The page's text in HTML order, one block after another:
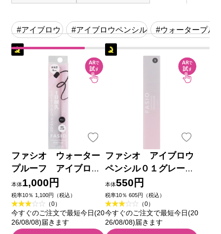
#アイブロウ #アイブロウペンシル #ウォータープル
ファシオ ウォーター
プルーフ アイブロ
ウ （太丸芯） ０
１ グレー ０．７ｇ
コーセー
本体1,000円
税率10％ 1,100円（税込）
（0）
今すぐのご注文で最短今日(20
26/08/08)届きます
ファシオ アイブロウ
ペンシル０１グレー
０．０７ｇ コーセー
本体550円
税率10％ 605円（税込）
（0）
今すぐのご注文で最短今日(20
26/08/08)届きます